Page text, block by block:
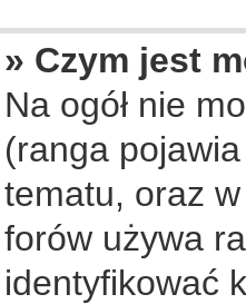
» Czym jest
Na ogół nie
(ranga
tematu, oraz
forów używa
identyfikować